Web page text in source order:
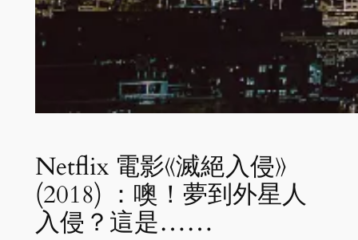
Netflix 電影《滅絕入侵》
(2018) ：噢！夢到外星人
入侵？這是……